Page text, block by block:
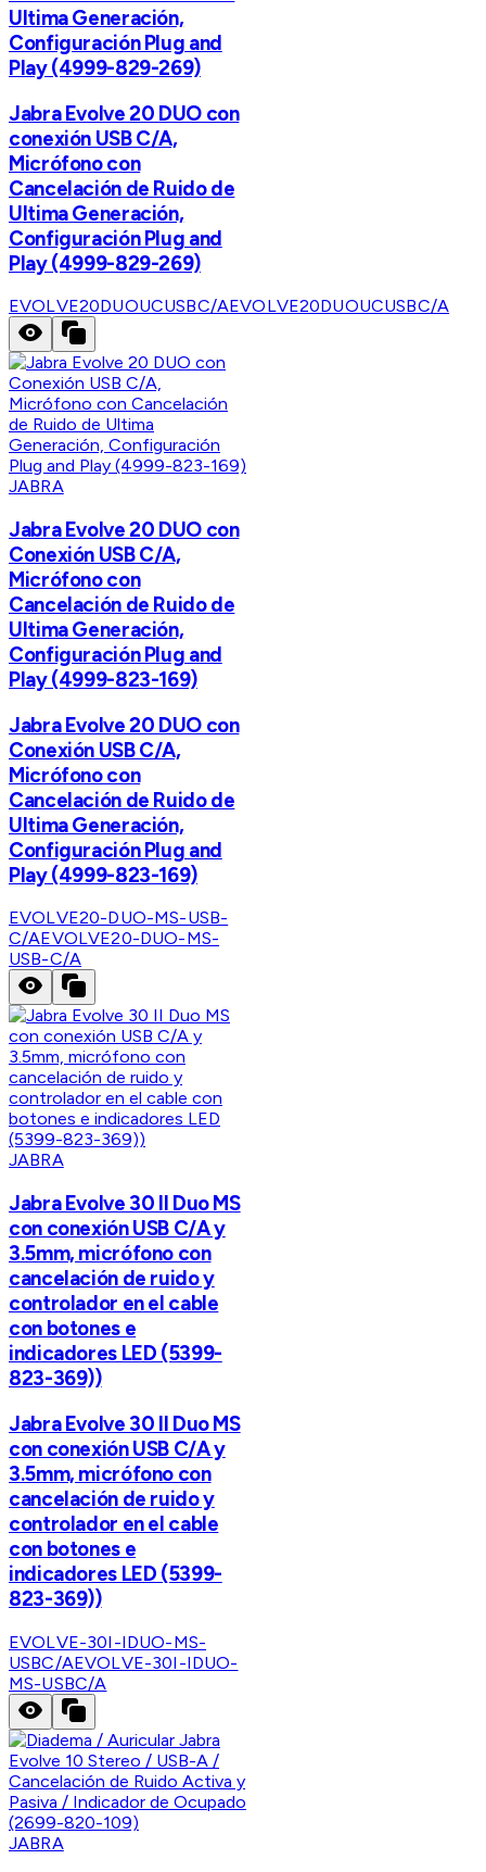
Ultima Generación,
Configuración Plug and
Play (4999-829-269)
Jabra Evolve 20 DUO con
conexión USB C/A,
Micrófono con
Cancelación de Ruido de
Ultima Generación,
Configuración Plug and
Play (4999-829-269)
EVOLVE20DUOUCUSBC/AEVOLVE20DUOUCUSBC/A
JABRA
Jabra Evolve 20 DUO con
Conexión USB C/A,
Micrófono con
Cancelación de Ruido de
Ultima Generación,
Configuración Plug and
Play (4999-823-169)
Jabra Evolve 20 DUO con
Conexión USB C/A,
Micrófono con
Cancelación de Ruido de
Ultima Generación,
Configuración Plug and
Play (4999-823-169)
EVOLVE20-DUO-MS-USB-
C/AEVOLVE20-DUO-MS-
USB-C/A
JABRA
Jabra Evolve 30 II Duo MS
con conexión USB C/A y
3.5mm, micrófono con
cancelación de ruido y
controlador en el cable
con botones e
indicadores LED (5399-
823-369))
Jabra Evolve 30 II Duo MS
con conexión USB C/A y
3.5mm, micrófono con
cancelación de ruido y
controlador en el cable
con botones e
indicadores LED (5399-
823-369))
EVOLVE-30I-IDUO-MS-
USBC/AEVOLVE-30I-IDUO-
MS-USBC/A
JABRA